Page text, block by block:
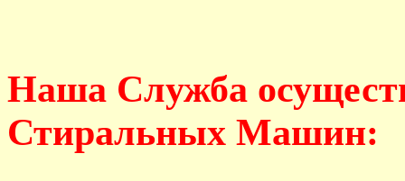
Наша Служба
Стиральных Машин: